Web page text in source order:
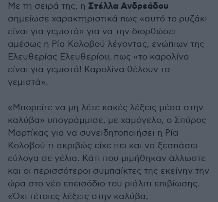
Με τη σειρά της, η Στέλλα Ανδρεάδου
σημείωσε χαρακτηριστικά πως «αυτό το ρυζάκι
είναι για γεμιστά» για να την διορθώσει
αμέσως η Ρία Κολοβού λέγοντας, ενώπιων της
Ελευθερίας Ελευθερίου, πως «το καρολίνα
είναι για γεμιστά! Καρολίνα θέλουν τα
γεμιστά».
«Μπορείτε να μη λέτε κακές λέξεις μέσα στην
καλύβα» υπογράμμισε, με χαμόγελο, ο Σπύρος
Μαρτίκας για να συνειδητοποιήσει η Ρία
Κολοβού τι ακριβώς είχε πει και να ξεσπάσει
εύλογα σε γέλια. Κάτι που μιμήθηκαν άλλωστε
και οι περισσότεροι συμπαίκτες της εκείνην την
ώρα στο νέο επεισόδιο του ριάλιτι επιβίωσης.
«Όχι τέτοιες λέξεις στην καλύβα,